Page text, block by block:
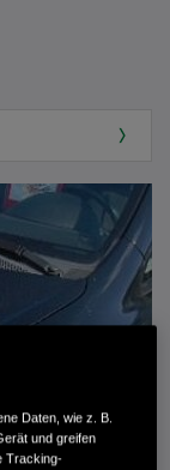
Daten, wie z. B.
und greifen
Tracking-